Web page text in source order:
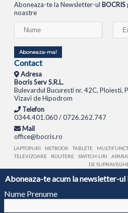
Aboneaza-te acum la newsletter-ul
Nume Prenume
Aboneaza-te la Newsletter-ul BOCRIS
noastre
Aboneaza-ma!
Contact
Adresa
Bocris Serv S.R.L.
Bulevardul Bucuresti nr. 42C, Ploiesti,
Vizavi de Hipodrom
Telefon
0344.401.060 / 0726.262.747
Mail
office@bocris.ro
LAPTOPURI NETBOOK TABLETE
TELEVIZOARE
ROUTERE SWITCH-URI
DE